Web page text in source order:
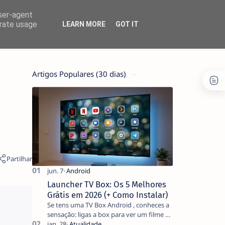
Artigos Populares (30 dias)
Launcher TV Box: Os 5 Melhores
Grátis em 2026 (+ Como Instalar)
Se tens uma TV Box Android , conheces a
sensação: ligas a box para ver um filme e
agent
usage
LEARN MORE GOT IT